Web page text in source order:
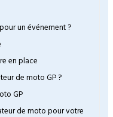
un événement ?
en place
de moto GP ?
GP
de moto pour votre